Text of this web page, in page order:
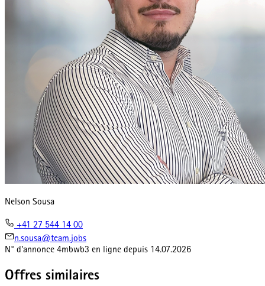
Nelson Sousa
+41 27 544 14 00
n.sousa@team.jobs
N° d'annonce 4mbwb3 en ligne depuis 14.07.2026
Offres similaires